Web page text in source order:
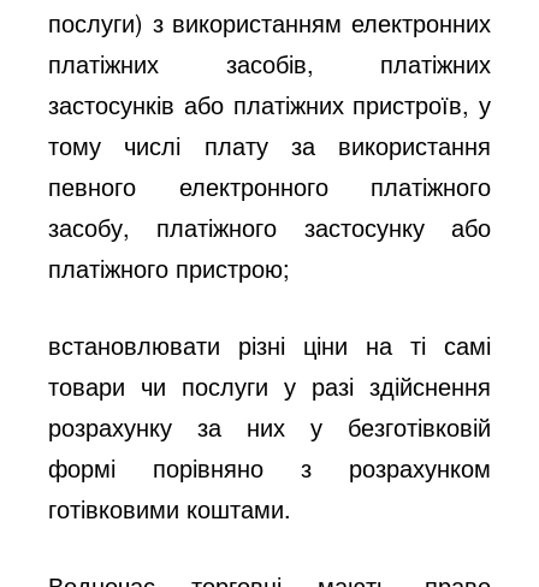
послуги) з використанням електронних
платіжних засобів, платіжних
застосунків або платіжних пристроїв, у
тому числі плату за використання
певного електронного платіжного
засобу, платіжного застосунку або
платіжного пристрою;
встановлювати різні ціни на ті самі
товари чи послуги у разі здійснення
розрахунку за них у безготівковій
формі порівняно з розрахунком
готівковими коштами.